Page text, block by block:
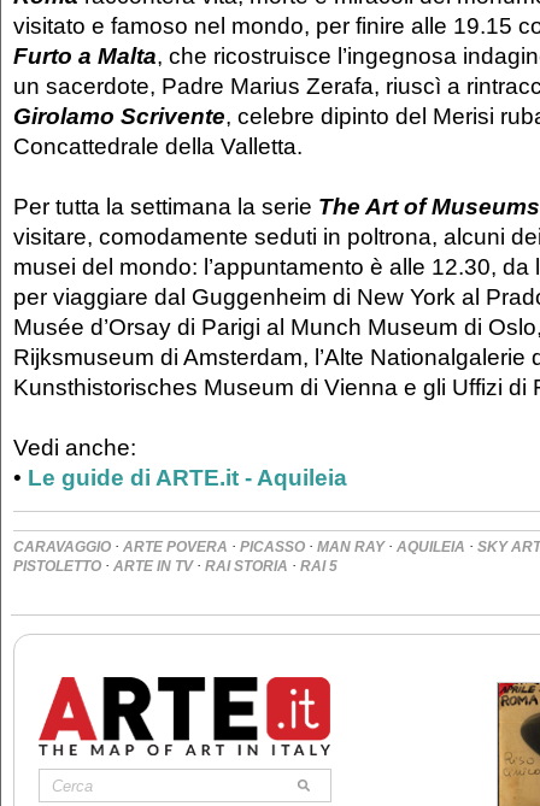
visitato e famoso nel mondo, per finire alle 19.15
Furto a Malta, che ricostruisce l’ingegnosa
un sacerdote, Padre Marius Zerafa, riuscì a
Girolamo Scrivente, celebre dipinto del Merisi
Concattedrale della Valletta.
Per tutta la settimana la serie The Art of Museums
visitare, comodamente seduti in poltrona, alcuni
musei del mondo: l’appuntamento è alle 12.30,
per viaggiare dal Guggenheim di New York al
Musée d’Orsay di Parigi al Munch Museum di
Rijksmuseum di Amsterdam, l’Alte Nationalgalerie
Kunsthistorisches Museum di Vienna e gli Uffizi di
Vedi anche:
• Le guide di ARTE.it - Aquileia
CARAVAGGIO · ARTE POVERA · PICASSO · MAN RAY· AQUILEIA · SKY
PISTOLETTO · ARTE IN TV· RAI STORIA · RAI 5